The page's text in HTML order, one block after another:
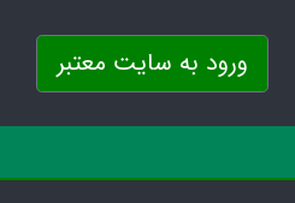
ورود به سایت معتبر